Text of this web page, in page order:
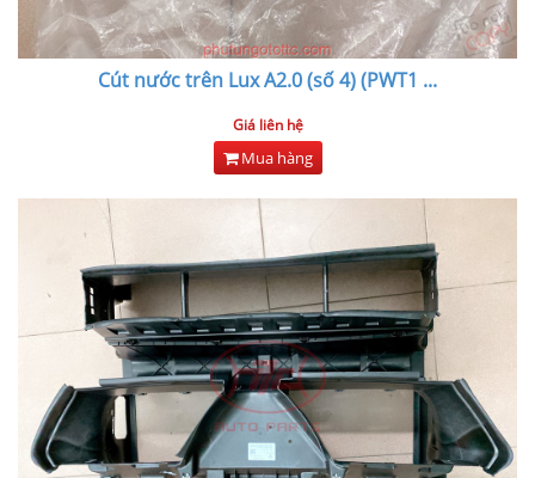
Cút nước trên Lux A2.0 (số 4) (PWT1 ...
Giá liên hệ
Mua hàng